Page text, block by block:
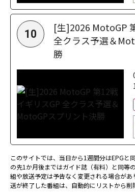
10
[生]2026 MotoGP
全クラス予選＆
勝
このサイトでは、当日から1週間分はEPGと
の先1か月後まではガイド誌（有料）と同等
組や放送予定は予告なく変更される場合が
送が終了した番組は、自動的にリストから削